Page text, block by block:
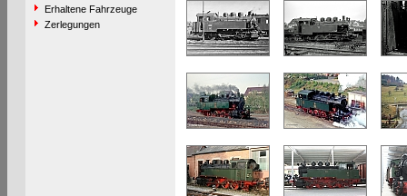
Erhaltene Fahrzeuge
Zerlegungen